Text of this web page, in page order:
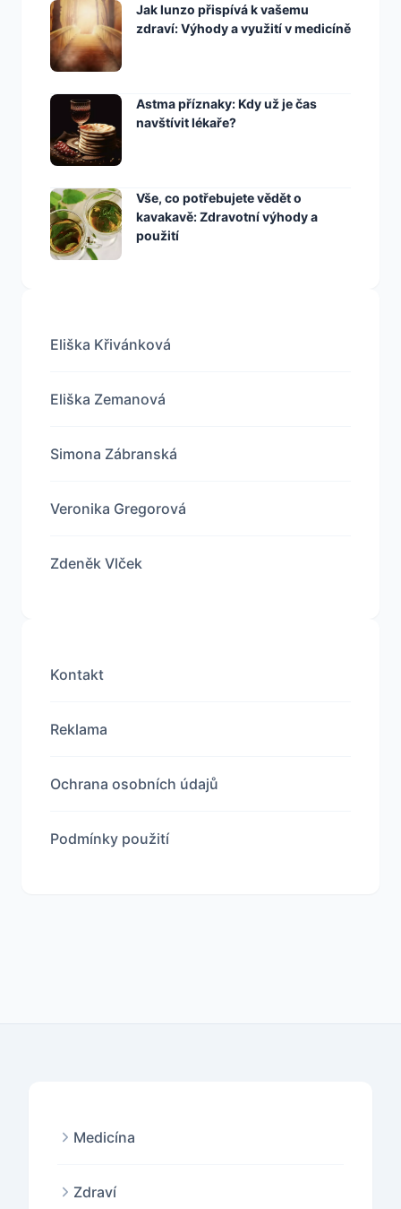
Jak lunzo přispívá k vašemu
zdraví: Výhody a využití v medicíně
Astma příznaky: Kdy už je čas
navštívit lékaře?
Vše, co potřebujete vědět o
kavakavě: Zdravotní výhody a
použití
Eliška Křivánková
Eliška Zemanová
Simona Zábranská
Veronika Gregorová
Zdeněk Vlček
Kontakt
Reklama
Ochrana osobních údajů
Podmínky použití
Medicína
Zdraví